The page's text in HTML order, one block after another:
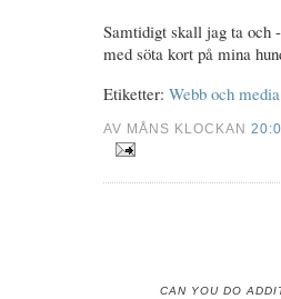
Samtidigt skall jag ta och
med söta kort på mina
Etiketter: Webb och media
AV MÅNS KLOCKAN
CAN YOU DO